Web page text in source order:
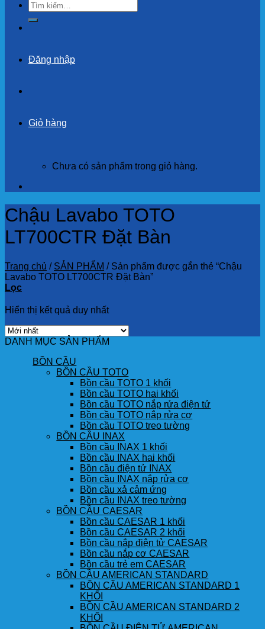
Tìm
kiếm:
Đăng nhập
Giỏ hàng
Chưa có sản phẩm trong giỏ hàng.
Chậu Lavabo TOTO
LT700CTR Đặt Bàn
Trang chủ / SẢN PHẨM /Sản phẩm được gắn thẻ “Chậu
Lavabo TOTO LT700CTR Đặt Bàn”
Lọc
Hiển thị kết quả duy nhất
DANH MỤC SẢN PHẨM
BỒN CẦU
BỒN CẦU TOTO
Bồn cầu TOTO 1 khối
Bồn cầu TOTO hai khối
Bồn cầu TOTO nắp rửa điện tử
Bồn cầu TOTO nắp rửa cơ
Bồn cầu TOTO treo tường
BỒN CẦU INAX
Bồn cầu INAX 1 khối
Bồn cầu INAX hai khối
Bồn cầu điện tử INAX
Bồn cầu INAX nắp rửa cơ
Bồn cầu xả cảm ứng
Bồn cầu INAX treo tường
BỒN CẦU CAESAR
Bồn cầu CAESAR 1 khối
Bồn cầu CAESAR 2 khối
Bồn cầu nắp điện tử CAESAR
Bồn cầu nắp cơ CAESAR
Bồn cầu trẻ em CAESAR
BỒN CẦU AMERICAN STANDARD
BỒN CẦU AMERICAN STANDARD 1
KHỐI
BỒN CẦU AMERICAN STANDARD 2
KHỐI